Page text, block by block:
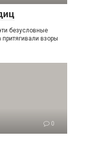
безусловные
взоры
0